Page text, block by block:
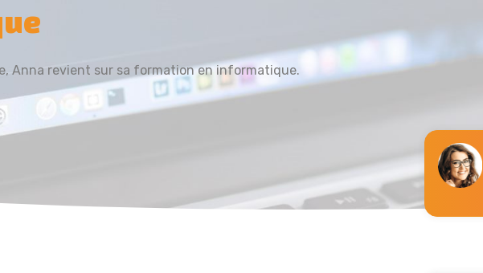
Anna revient sur sa formation en informatique.